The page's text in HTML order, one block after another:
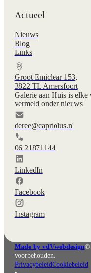
Actueel
Nieuws
Blog
Links
Groot Emiclear 153,
3822 TL Amersfoort
Galerie aan Huis is elke
vermeld onder nieuws
deree@capriolus.nl
06 21871144
LinkedIn
Facebook
Instagram
Made by vdVwebdesign©
voorbehouden.
PrivacybeleidCookiebeleid